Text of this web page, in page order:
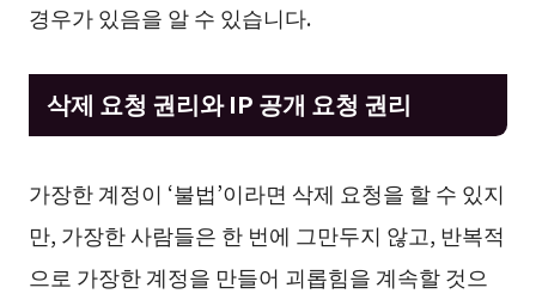
경우가 있음을 알 수 있습니다.
삭제 요청 권리와 IP 공개 요청 권리
가장한 계정이 ‘불법’이라면 삭제 요청을 할 수 있지
만, 가장한 사람들은 한 번에 그만두지 않고, 반복적
으로 가장한 계정을 만들어 괴롭힘을 계속할 것으